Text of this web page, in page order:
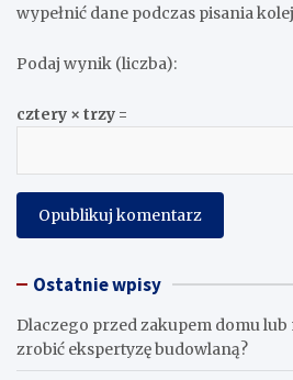
wypełnić dane podczas pisania
Podaj wynik (liczba):
cztery × trzy =
Ostatnie wpisy
Dlaczego przed zakupem domu
zrobić ekspertyzę budowlaną?